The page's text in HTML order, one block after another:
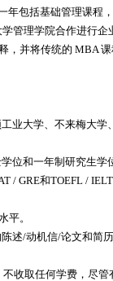
包括基础管理课程
管理学院合作进行企
并将传统的 MBA
业大学、不来梅大学
位和一年制研究生学
/ GRE和TOEFL /
平。
述/动机信/论文和简
收取任何学费，尽管